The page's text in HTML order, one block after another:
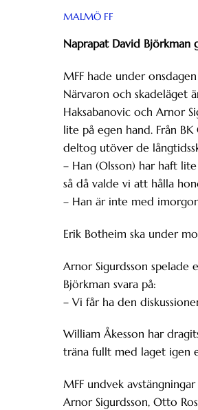
MALMÖ FF
Naprapat David
MFF hade under
Närvaron och skadeläget
Haksabanovic och Arnor
lite på egen hand. Från
deltog utöver de
– Han (Olsson) har haft
så då valde vi att hålla
– Han är inte med
Erik Botheim ska under
Arnor Sigurdsson spelade
Björkman svara på:
– Vi får ha den
William Åkesson har
träna fullt med laget igen
MFF undvek
Arnor Sigurdsson, Otto